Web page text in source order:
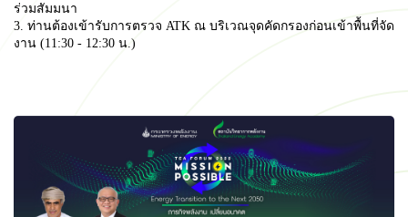
ร่วมสัมมนา
3. ท่านต้องเข้ารับการตรวจ ATK ณ บริเวณจุดคัดกรองก่อนเข้าพื้นที่จัด
งาน (11:30 - 12:30 น.)